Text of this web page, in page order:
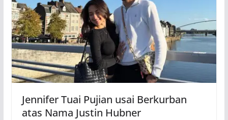
Jennifer Tuai Pujian usai Berkurban
atas Nama Justin Hubner